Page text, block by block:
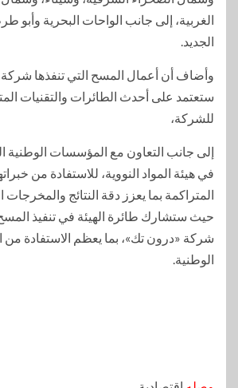
الغربية، إلى جانب الواحات البحرية وأبو
الجديد.
وأضاف أن أعمال المسح التي تنفذها شركة
ستعتمد على أحدث الطائرات والتقنيات
للشركة،
إلى جانب التعاون مع المؤسسات الوطنية
في هيئة المواد النووية، للاستفادة من
المتراكمة بما يعزز دقة النتائج
حيث ستشارك طائرة الهيئة في تنفيذ
شركة «درون تك»، بما يعظم الاستفادة من
الوطنية.